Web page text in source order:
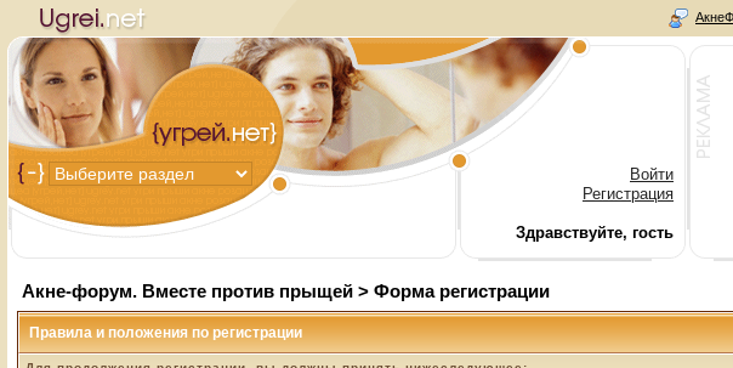
Войти
Регистрация
Здравствуйте, гость
Акне-форум. Вместе против прыщей > Форма регистрации
Правила и положения по регистрации